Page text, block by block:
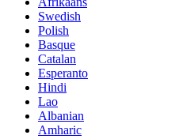
Swedish
Polish
Basque
Catalan
Esperanto
Hindi
Lao
Albanian
Amharic